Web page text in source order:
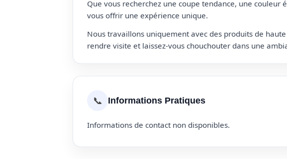
Que vous recherchez une coupe tendance, une
vous offrir une expérience unique.
Nous travaillons uniquement avec des produits de
rendre visite et laissez-vous chouchouter dans une
📞 Informations Pratiques
Informations de contact non disponibles.